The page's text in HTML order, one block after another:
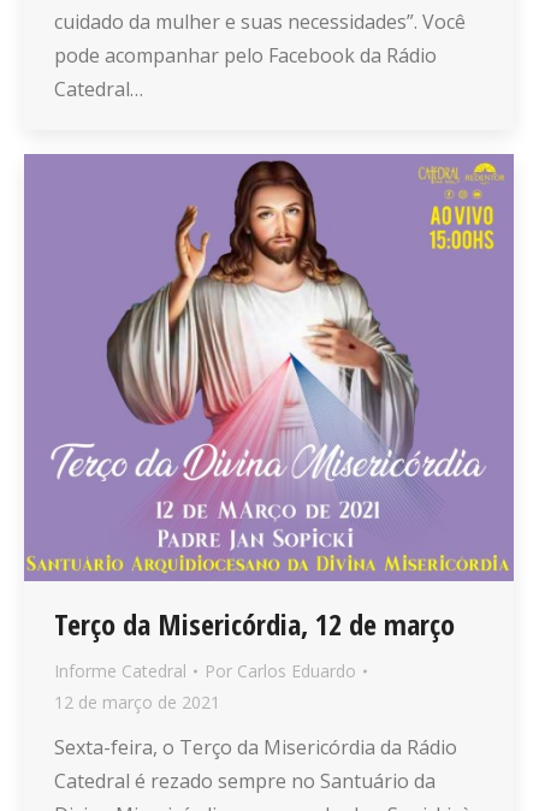
cuidado da mulher e suas necessidades”. Você
pode acompanhar pelo Facebook da Rádio
Catedral…
Terço da Misericórdia, 12 de março
Informe Catedral Por Carlos Eduardo
12 de março de 2021
Sexta-feira, o Terço da Misericórdia da Rádio
Catedral é rezado sempre no Santuário da